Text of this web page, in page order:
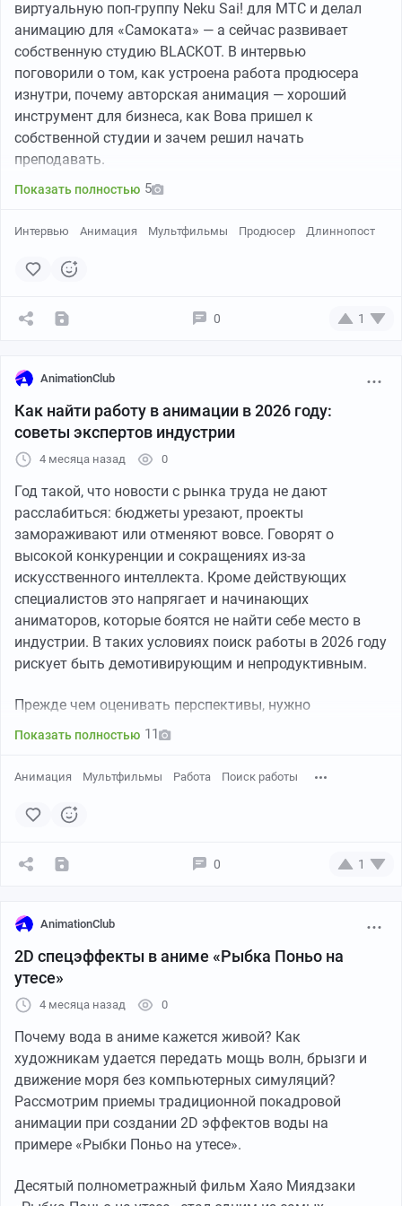
виртуальную поп-группу Neku Sai! для МТС и делал
анимацию для «Самоката» — а сейчас развивает
собственную студию BLACKOT. В интервью
поговорили о том, как устроена работа продюсера
изнутри, почему авторская анимация — хороший
инструмент для бизнеса, как Вова пришел к
собственной студии и зачем решил начать
преподавать.
Показать полностью 5
Интервью Анимация Мультфильмы Продюсер Длиннопост
0 1
AnimationClub
Как найти работу в анимации в 2026 году:
советы экспертов индустрии
4 месяца назад 0
Год такой, что новости с рынка труда не дают
расслабиться: бюджеты урезают, проекты
замораживают или отменяют вовсе. Говорят о
высокой конкуренции и сокращениях из-за
искусственного интеллекта. Кроме действующих
специалистов это напрягает и начинающих
аниматоров, которые боятся не найти себе место в
индустрии. В таких условиях поиск работы в 2026 году
рискует быть демотивирующим и непродуктивным.
Прежде чем оценивать перспективы, нужно
разобраться в теме подробнее. Ведь у каждой
варианты, как действовать в условиях кризиса, если
российском рынке анимации и как эффективно
(директор по персоналу группы компаний «Рики»),
Никита Погодаев
студии «Феникс» и преподаватель Animation School).
Что происходит с анимационным рынком в России
Показать полностью 11
Анимация Мультфильмы Работа Поиск работы
0 1
AnimationClub
2D спецэффекты в аниме «Рыбка Поньо на
утесе»
4 месяца назад 0
Почему вода в аниме кажется живой? Как
художникам удается передать мощь волн, брызги и
движение моря без компьютерных симуляций?
Рассмотрим приемы традиционной покадровой
анимации при создании 2D эффектов воды на
примере «Рыбки Поньо на утесе».
Десятый полнометражный фильм Хаяо Миядзаки